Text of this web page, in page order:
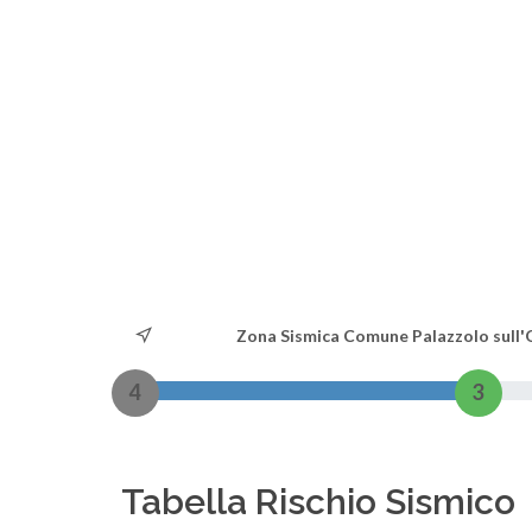
Zona Sismica Comune Palazzolo
4 3
Tabella Rischio Sismico